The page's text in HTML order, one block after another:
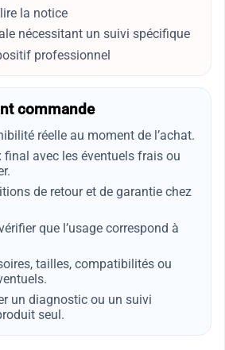
la notice
nécessitant un suivi spécifique
professionnel
commande
réelle au moment de l’achat.
final avec les éventuels frais ou
de retour et de garantie chez
que l’usage correspond à
tailles, compatibilités ou
un diagnostic ou un suivi
seul.